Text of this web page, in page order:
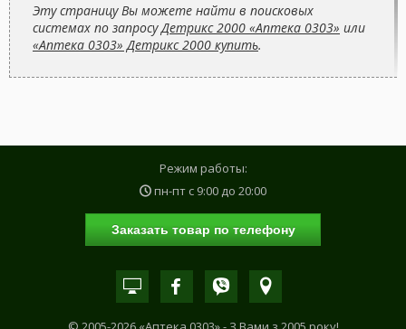
Эту страницу Вы можете найти в поисковых
системах по запросуДетрикс 2000 «Аптека 0303» или
«Аптека 0303» Детрикс 2000 купить.
Режим работы:
пн-пт с 9:00 до 20:00
Заказать товар по телефону